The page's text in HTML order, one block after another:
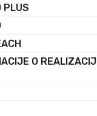
PLUS
O REALIZACIJI